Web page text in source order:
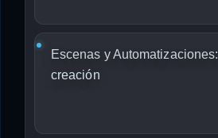
Escenas y Automatizaciones:
creación